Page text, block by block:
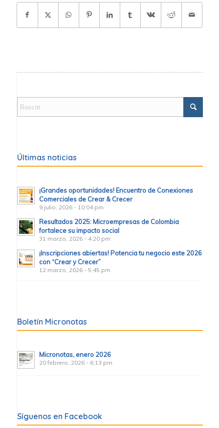
Últimas noticias
¡Grandes oportunidades! Encuentro de Conexiones
Comerciales de Crear & Crecer
9 julio, 2026 - 10:04 pm
Resultados 2025: Microempresas de Colombia
fortalece su impacto social
31 marzo, 2026 - 4:20 pm
¡Inscripciones abiertas! Potencia tu negocio este 2026
con “Crear y Crecer”
12 marzo, 2026 - 5:45 pm
Boletín Micronotas
Micronotas, enero 2026
20 febrero, 2026 - 6:13 pm
Síguenos en Facebook